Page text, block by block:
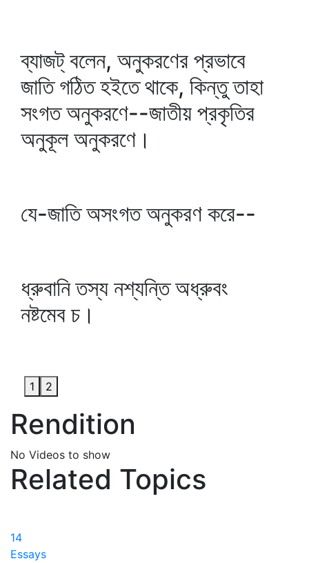
ব্যাজট্‌ বলেন, অনুকরণের প্রভাবে
জাতি গঠিত হইতে থাকে, কিন্তু তাহা
সংগত অনুকরণে--জাতীয় প্রকৃতির
অনুকূল অনুকরণে।
যে-জাতি অসংগত অনুকরণ করে--
ধ্রুবানি তস্য নশ্যন্তি অধ্রুবং
নষ্টমেব চ।
1 2
Rendition
No Videos to show
Related Topics
14
Essays